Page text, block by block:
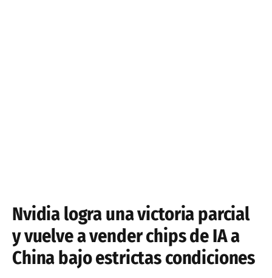
Nvidia logra una victoria parcial
y vuelve a vender chips de IA a
China bajo estrictas condiciones